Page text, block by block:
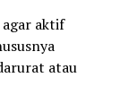
agar aktif
atau